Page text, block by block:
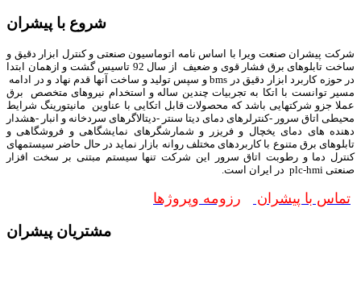
شروع با پیشران
شرکت پیشران صنعت ویرا با اساس نامه اتوماسیون صنعتی و کنترل ابزار دقیق و
ساخت تابلوهای برق فشار قوی و ضعیف از سال 92 تاسیس گشت و ازهمان ابتدا
در حوزه کاربرد ابزار دقیق در bms و سپس تولید و ساخت آنها قدم نهاد و در ادامه
مسیر توانست با اتکا به تجربیات چندین ساله و استخدام نیروهای متخصص برق
عملا جزو شرکتهایی باشد که محصولات قابل اتکایی با عناوین مانیتورینگ شرایط
محیطی اتاق سرور -کنترلرهای دمای دیتا سنتر -دیتالاگرهای سردخانه و انبار -هشدار
دهنده های دمای یخچال و فریزر و شمارشگرهای نمایشگاهی و فروشگاهی و
تابلوهای برق متنوع با کاربردهای مختلف روانه بازار نماید در حال حاضر سیستمهای
کنترل دما و رطوبت اتاق سرور این شرکت تنها سیستم مبتنی بر سخت افزار
صنعتی plc-hmi در ایران است.
تماس با پیشران رزومه وپروژها
مشتریان پیشران